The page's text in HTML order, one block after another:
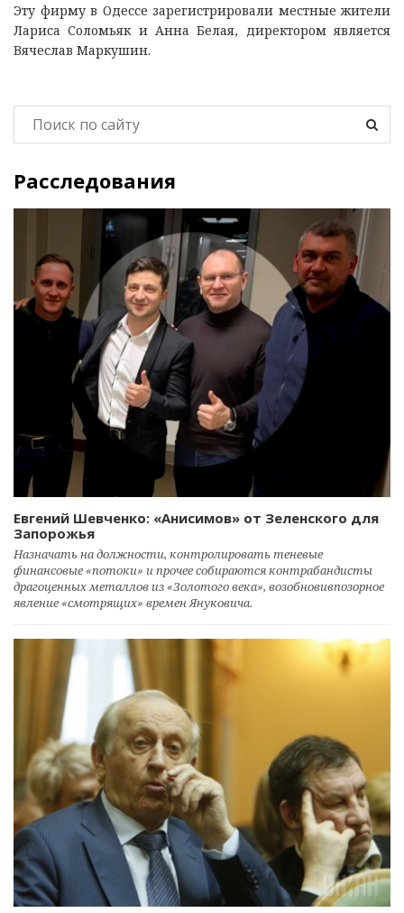
Эту фирму в Одессе зарегистрировали местные жители
Лариса Соломьяк и Анна Белая, директором является
Вячеслав Маркушин.
Расследования
Евгений Шевченко: «Анисимов» от Зеленского для
Запорожья
Назначать на должности, контролировать теневые
финансовые «потоки» и прочее собираются контрабандисты
драгоценных металлов из «Золотого века», возобновивпозорное
явление «смотрящих» времен Януковича.